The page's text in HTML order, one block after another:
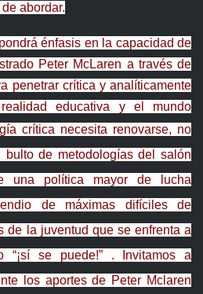
abordar.
énfasis en la capacidad de
Peter McLaren a través de
penetrar crítica y analíticamente
educativa y el mundo
crítica necesita renovarse, no
de metodologías del salón
una política mayor de lucha
de máximas difíciles de
de la juventud que se enfrenta a
“¡sí se puede!” . Invitamos a
los aportes de Peter Mclaren